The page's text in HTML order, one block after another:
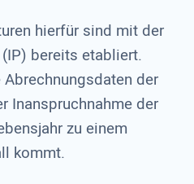
hierfür sind mit der
bereits etabliert.
der
Inanspruchnahme der
zu einem
kommt.